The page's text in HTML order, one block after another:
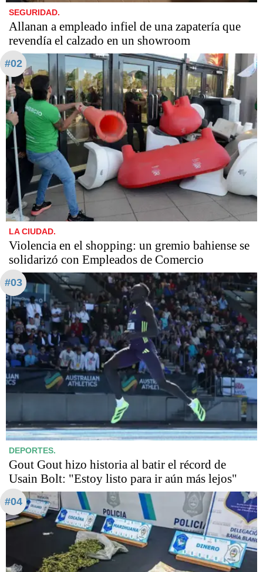
SEGURIDAD.
Allanan a empleado infiel de una zapatería que
revendía el calzado en un showroom
#02
LA CIUDAD.
Violencia en el shopping: un gremio bahiense se
solidarizó con Empleados de Comercio
#03
DEPORTES.
Gout Gout hizo historia al batir el récord de
Usain Bolt: "Estoy listo para ir aún más lejos"
#04